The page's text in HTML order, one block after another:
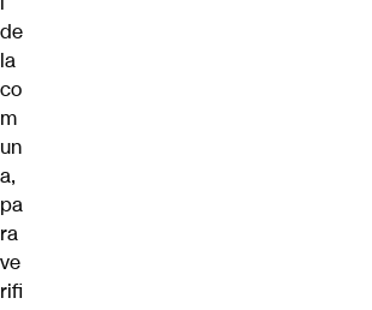
de
la
co
m
un
a,
pa
ra
ve
rifi